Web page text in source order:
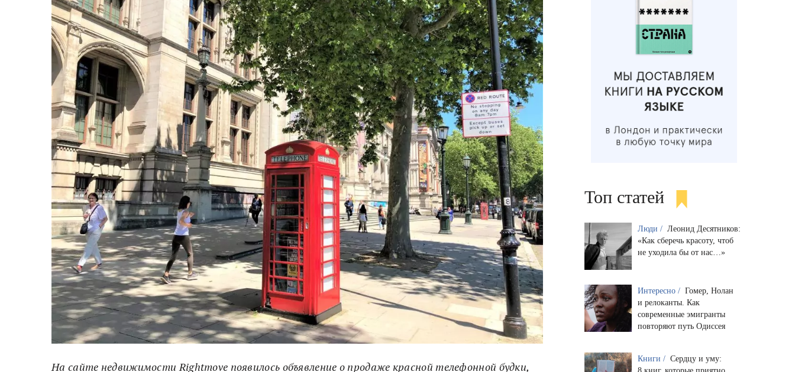
На сайте недвижимости Rightmove появилось объявление о продаже красной телефонной будки,
Топ статей
Люди / Леонид Десятников:
«Как сберечь красоту, чтоб
не уходила бы от нас…»
Интересно / Гомер, Нолан
и релоканты. Как
современные эмигранты
повторяют путь Одиссея
Книги / Сердцу и уму: